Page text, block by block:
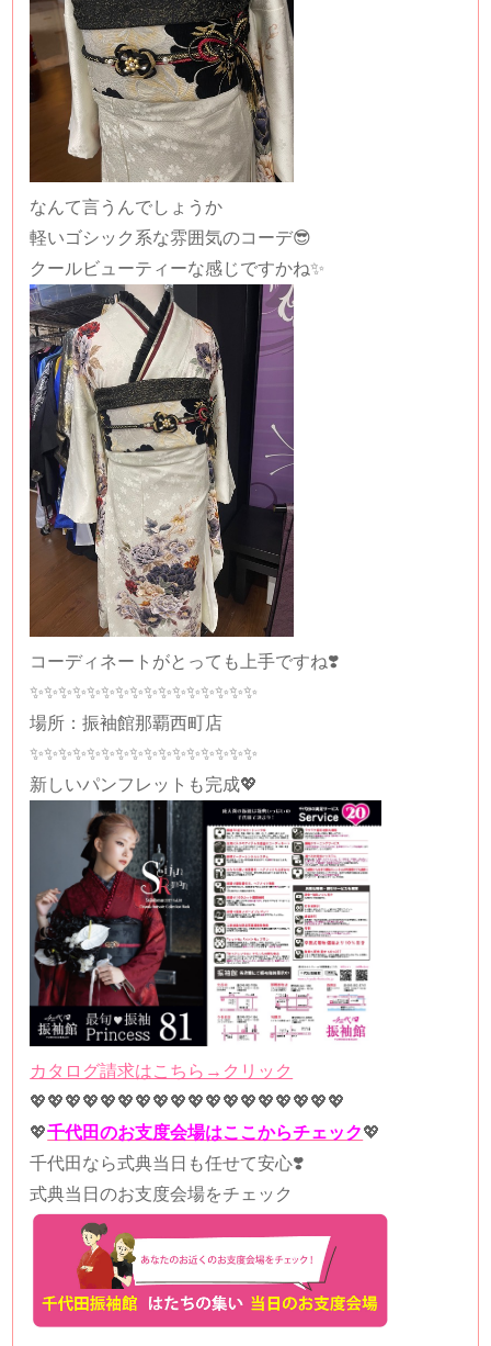
なんて言うんでしょうか
軽いゴシック系な雰囲気のコーデ😎
クールビューティーな感じですかね✨
コーディネートがとっても上手ですね❣️
✨✨✨✨✨✨✨✨✨✨✨✨✨✨✨✨
場所：振袖館那覇西町店
✨✨✨✨✨✨✨✨✨✨✨✨✨✨✨✨
新しいパンフレットも完成💖
カタログ請求はこちら→クリック
💖💖💖💖💖💖💖💖💖💖💖💖💖💖💖💖💖💖
💖千代田のお支度会場はここからチェック💖
千代田なら式典当日も任せて安心❣️
式典当日のお支度会場をチェック